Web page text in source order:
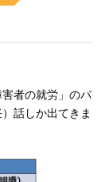
者の就労」のパ
話しか出てきま